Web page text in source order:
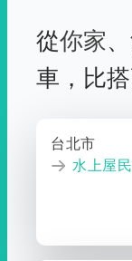
從你家、
車， 比
台北市
水上屋